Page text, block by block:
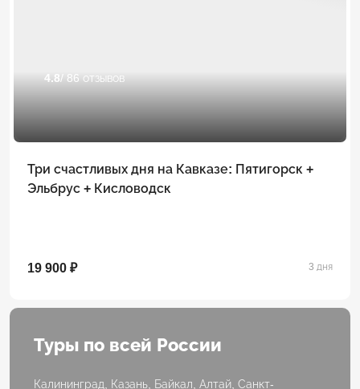
4.8/ 86 отзывов
Три счастливых дня на Кавказе: Пятигорск +
Эльбрус + Кисловодск
19 900 ₽ 3 дня
Туры по всей России
Калининград, Казань, Байкал, Алтай, Санкт-